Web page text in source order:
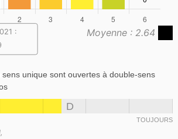
Moyenne : 2.64
:
sens unique sont ouvertes à double-sens
D
TOUJOURS